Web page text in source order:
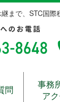
まで、STC国
問
事務
ア